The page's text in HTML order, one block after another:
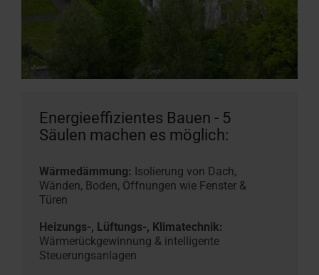
Energieeffizientes Bauen - 5
Säulen machen es möglich:
Wärmedämmung: Isolierung von Dach,
Wänden, Boden, Öffnungen wie Fenster &
Türen
Heizungs-, Lüftungs-, Klimatechnik:
Wärmerückgewinnung & intelligente
Steuerungsanlagen